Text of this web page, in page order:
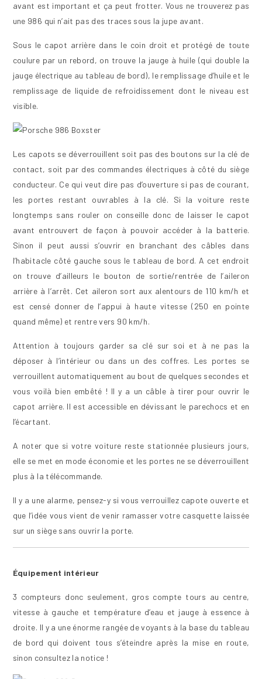
avant est important et ça peut frotter. Vous ne trouverez pas
une 986 qui n’ait pas des traces sous la jupe avant.
Sous le capot arrière dans le coin droit et protégé de toute
coulure par un rebord, on trouve la jauge à huile (qui double la
jauge électrique au tableau de bord), le remplissage d’huile et le
remplissage de liquide de refroidissement dont le niveau est
visible.
Les capots se déverrouillent soit pas des boutons sur la clé de
contact, soit par des commandes électriques à côté du siège
conducteur. Ce qui veut dire pas d’ouverture si pas de courant,
les portes restant ouvrables à la clé. Si la voiture reste
longtemps sans rouler on conseille donc de laisser le capot
avant entrouvert de façon à pouvoir accéder à la batterie.
Sinon il peut aussi s’ouvrir en branchant des câbles dans
l’habitacle côté gauche sous le tableau de bord. A cet endroit
on trouve d’ailleurs le bouton de sortie/rentrée de l’aileron
arrière à l’arrêt. Cet aileron sort aux alentours de 110 km/h et
est censé donner de l’appui à haute vitesse (250 en pointe
quand même) et rentre vers 90 km/h.
Attention à toujours garder sa clé sur soi et à ne pas la
déposer à l’intérieur ou dans un des coffres. Les portes se
verrouillent automatiquement au bout de quelques secondes et
vous voilà bien embêté ! Il y a un câble à tirer pour ouvrir le
capot arrière. Il est accessible en dévissant le parechocs et en
l’écartant.
A noter que si votre voiture reste stationnée plusieurs jours,
elle se met en mode économie et les portes ne se déverrouillent
plus à la télécommande.
Il y a une alarme, pensez-y si vous verrouillez capote ouverte et
que l’idée vous vient de venir ramasser votre casquette laissée
sur un siège sans ouvrir la porte.
Équipement intérieur
3 compteurs donc seulement, gros compte tours au centre,
vitesse à gauche et température d’eau et jauge à essence à
droite. Il y a une énorme rangée de voyants à la base du tableau
de bord qui doivent tous s’éteindre après la mise en route,
sinon consultez la notice !